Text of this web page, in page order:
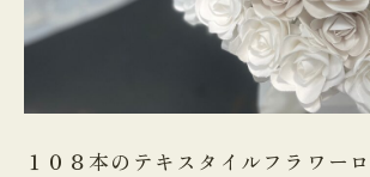
１０８本のテキスタイルフラワー